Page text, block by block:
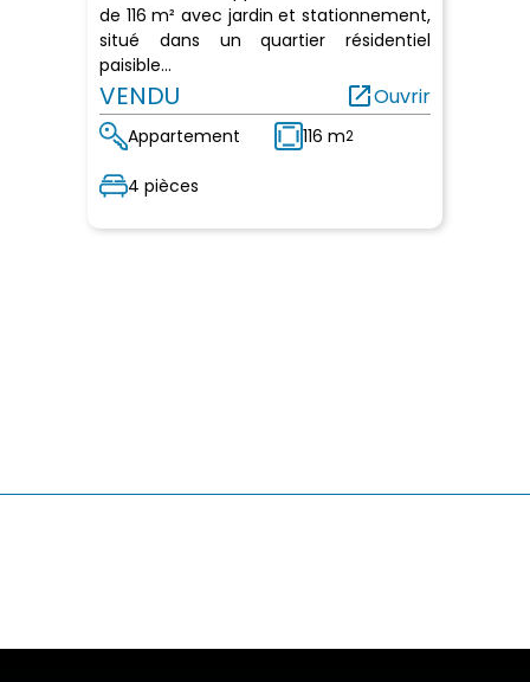
de 116 m² avec jardin et stationnement,
situé dans un quartier résidentiel
paisible...
VENDU open_in_newOuvrir
Appartement 116 m2
4 pièces